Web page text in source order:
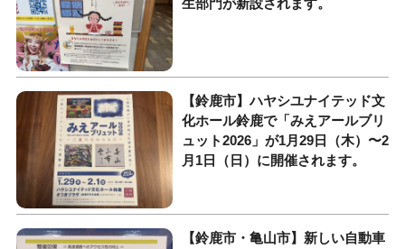
生部門が新設されます。
【鈴鹿市】ハヤシユナイテッド文
化ホール鈴鹿で「みえアールブリ
ュット2026」が1月29日（木）〜2
月1日（日）に開催されます。
【鈴鹿市・亀山市】新しい自動車